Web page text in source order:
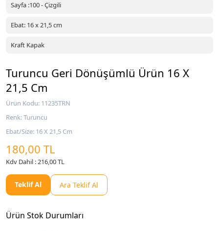
Sayfa :100 - Çizgili
Ebat: 16 x 21,5 cm
Kraft Kapak
Turuncu Geri Dönüşümlü Ürün 16 X
21,5 Cm
Ürün Kodu: 11235TRN
Renk: Turuncu
Ebat/Size: 16 X 21,5 Cm
180,00 TL
Kdv Dahil : 216,00 TL
Teklif Al Ara Teklif Al
Ürün Stok Durumları